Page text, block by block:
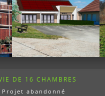
DE 16 CHAMBRES
Projet abandonné